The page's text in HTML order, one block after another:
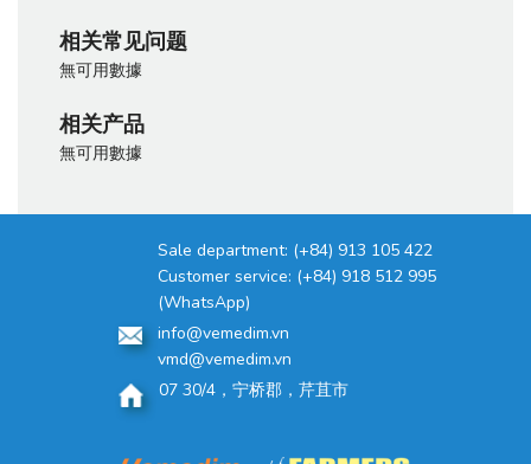
相关常见问题
無可用數據
相关产品
無可用數據
Sale department: (+84) 913 105 422
Customer service: (+84) 918 512 995
(WhatsApp)
info@vemedim.vn
vmd@vemedim.vn
07 30/4，宁桥郡，芹苴市